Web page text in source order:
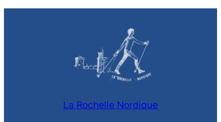
La Rochelle Nordique